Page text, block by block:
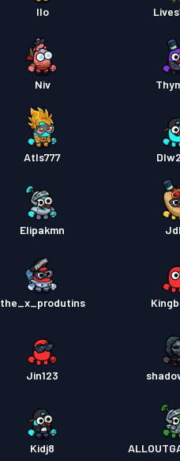
Ilo
Niv
Atls777
Elipakmn
the_x_produtins
Jin123
Kidj8